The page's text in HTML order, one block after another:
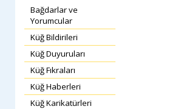
Bağdarlar ve
Yorumcular
Küğ Bildirileri
Küğ Duyuruları
Küğ Fıkraları
Küğ Haberleri
Küğ Karikatürleri